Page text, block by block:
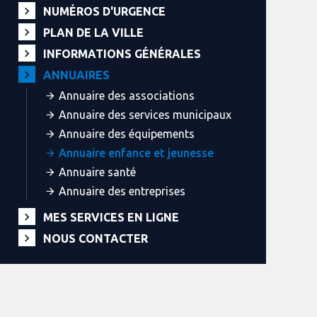
NUMÉROS D'URGENCE
PLAN DE LA VILLE
INFORMATIONS GÉNÉRALES
ANNUAIRES
Annuaire des associations
Annuaire des services municipaux
Annuaire des équipements
Annuaire enfance et jeunesse
Annuaire santé
Annuaire des entreprises
MES SERVICES EN LIGNE
NOUS CONTACTER